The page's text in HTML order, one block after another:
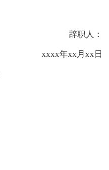
辞职人：
xxxx年xx月xx日